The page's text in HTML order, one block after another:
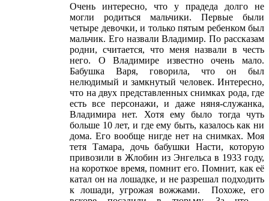
Очень интересно, что у прадеда долго не
могли родиться мальчики. Первые были
четыре девочки, и только пятым ребенком был
мальчик. Его назвали Владимир. По рассказам
родни, считается, что меня назвали в честь
него. О Владимире известно очень мало.
Бабушка Варя, говорила, что он был
нелюдимый и замкнутый человек. Интересно,
что на двух представленных снимках рода, где
есть все персонажи, и даже няня-служанка,
Владимира нет. Хотя ему было тогда чуть
больше 10 лет, и где ему быть, казалось как ни
дома. Его вообще нигде нет на снимках. Моя
тетя Тамара, дочь бабушки Насти, которую
привозили в Жлобин из Энгельса в 1933 году,
на короткое время, помнит его. Помнит, как её
катал он на лошадке, и не разрешал подходить
к лошади, угрожая вожжами. Похоже, его